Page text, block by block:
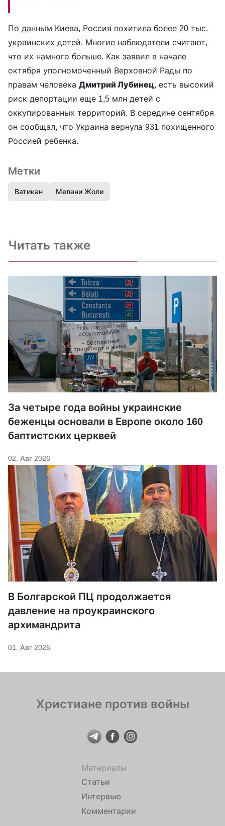
По данным Киева, Россия похитила более 20 тыс.
украинских детей. Многие наблюдатели считают,
что их намного больше. Как заявил в начале
октября уполномоченный Верховной Рады по
правам человека Дмитрий Лубинец, есть высокий
риск депортации еще 1,5 млн детей с
оккупированных территорий. В середине сентября
он сообщал, что Украина вернула 931 похищенного
Россией ребенка.
Метки
Ватикан Мелани Жоли
Читать также
За четыре года войны украинские
беженцы основали в Европе около 160
баптистских церквей
02. Авг 2026
В Болгарской ПЦ продолжается
давление на проукраинского
архимандрита
01. Авг 2026
Христиане против войны
Материалы
Статьи
Интервью
Комментарии